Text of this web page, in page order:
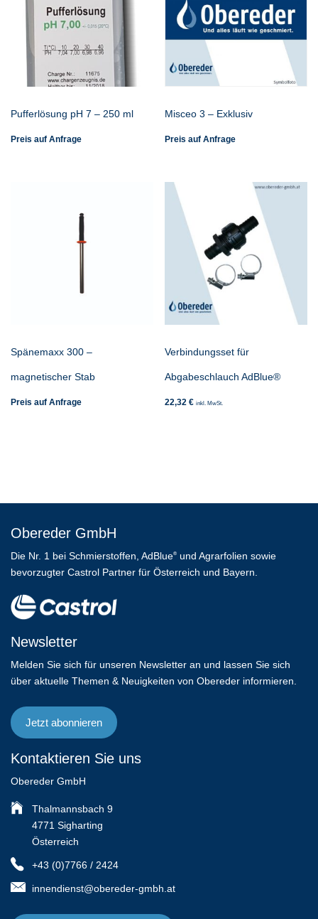
Pufferlösung pH 7 – 250 ml
Preis auf Anfrage
Misceo 3 – Exklusiv
Preis auf Anfrage
Spänemaxx 300 –
magnetischer Stab
Preis auf Anfrage
Verbindungsset für
Abgabeschlauch AdBlue®
22,32€ inkl. MwSt.
Obereder GmbH
Die Nr. 1 bei Schmierstoffen, AdBlue®
und Agrarfolien sowie
bevorzugter Castrol Partner für Österreich und Bayern.
Newsletter
Melden Sie sich für unseren Newsletter an und lassen Sie sich
über aktuelle Themen & Neuigkeiten von Obereder informieren.
Jetzt abonnieren
Kontaktieren Sie uns
Obereder GmbH
Thalmannsbach 9
4771 Sigharting
Österreich
+43 (0)7766 / 2424
innendienst@obereder-gmbh.at